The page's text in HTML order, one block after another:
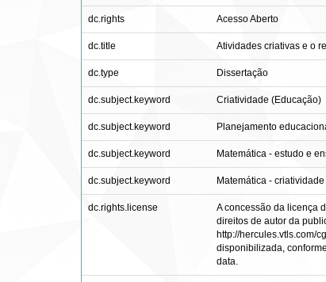
dc.rights Acesso Aberto
dc.title Atividades criativas e o
dc.type Dissertação
dc.subject.keyword Criatividade (Educação)
dc.subject.keyword Planejamento
dc.subject.keyword Matemática - estudo e
dc.subject.keyword Matemática - criatividade
dc.rights.license
A concessão da licença
direitos de autor da
http://hercules.vtls.com/
disponibilizada,
data.